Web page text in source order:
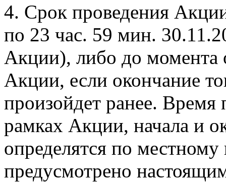
4. Срок проведения
по 23 час. 59 мин.
Акции), либо до момента
Акции, если окончание
произойдет ранее. Время
рамках Акции, начала и
определятся по
предусмотрено